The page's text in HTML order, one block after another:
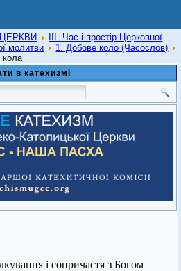
ІІІ. Час і простір Церковної
молитви
1. Добове коло (Часослов)
кола
в катехизмі
і сопричастя з Богом